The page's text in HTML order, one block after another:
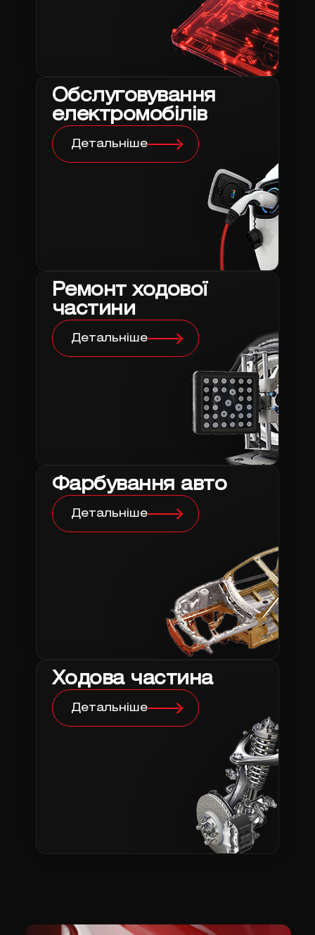
Обслуговування
електромобілів
Детальніше
Ремонт ходової
частини
Детальніше
Фарбування авто
Детальніше
Ходова частина
Детальніше